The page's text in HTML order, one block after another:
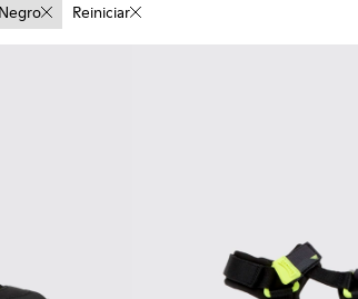
Negro Reiniciar